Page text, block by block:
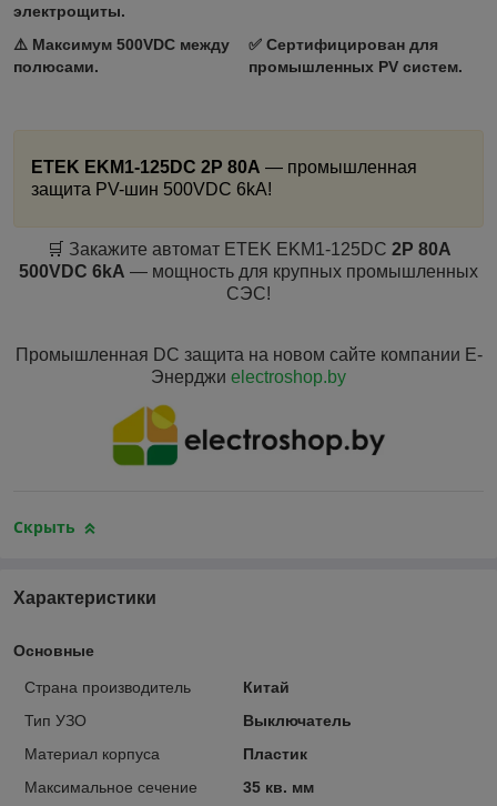
электрощиты.
⚠️ Максимум 500VDC между
полюсами.
✅ Сертифицирован для
промышленных PV систем.
ETEK EKM1-125DC 2P 80A — промышленная
защита PV-шин 500VDC 6kA!
🛒 Закажите автомат ETEK EKM1-125DC 2P 80A
500VDC 6kA — мощность для крупных промышленных
СЭС!
Промышленная DC защита на новом сайте компании Е-
Энерджи electroshop.by
Скрыть
Характеристики
Основные
Страна производитель
Китай
Тип УЗО
Выключатель
Материал корпуса
Пластик
Максимальное сечение
35 кв. мм